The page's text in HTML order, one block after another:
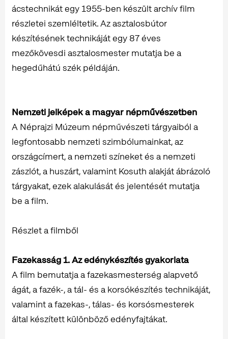
ácstechnikát egy 1955-ben készült archív film
részletei szemléltetik. Az asztalosbútor
készítésének technikáját egy 87 éves
mezőkövesdi asztalosmester mutatja be a
hegedűhátú szék példáján.
Nemzeti jelképek a magyar népművészetben
A Néprajzi Múzeum népművészeti tárgyaiból a
legfontosabb nemzeti szimbólumainkat, az
országcímert, a nemzeti színeket és a nemzeti
zászlót, a huszárt, valamint Kosuth alakját ábrázoló
tárgyakat, ezek alakulását és jelentését mutatja
be a film.
Részlet a filmből
Fazekasság 1. Az edénykészítés gyakorlata
A film bemutatja a fazekasmesterség alapvető
ágát, a fazék-, a tál- és a korsókészítés technikáját,
valamint a fazekas-, tálas- és korsósmesterek
által készített különböző edényfajtákat.